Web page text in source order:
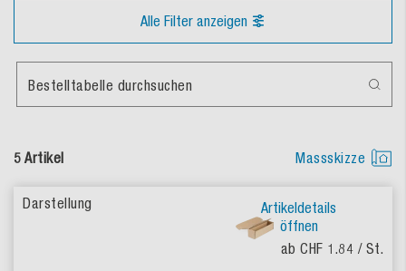
Alle Filter anzeigen
5 Artikel Massskizze
Bestelltabelle durchsuchen
Artikeldetails
öffnen
ab CHF 1.84 / St.